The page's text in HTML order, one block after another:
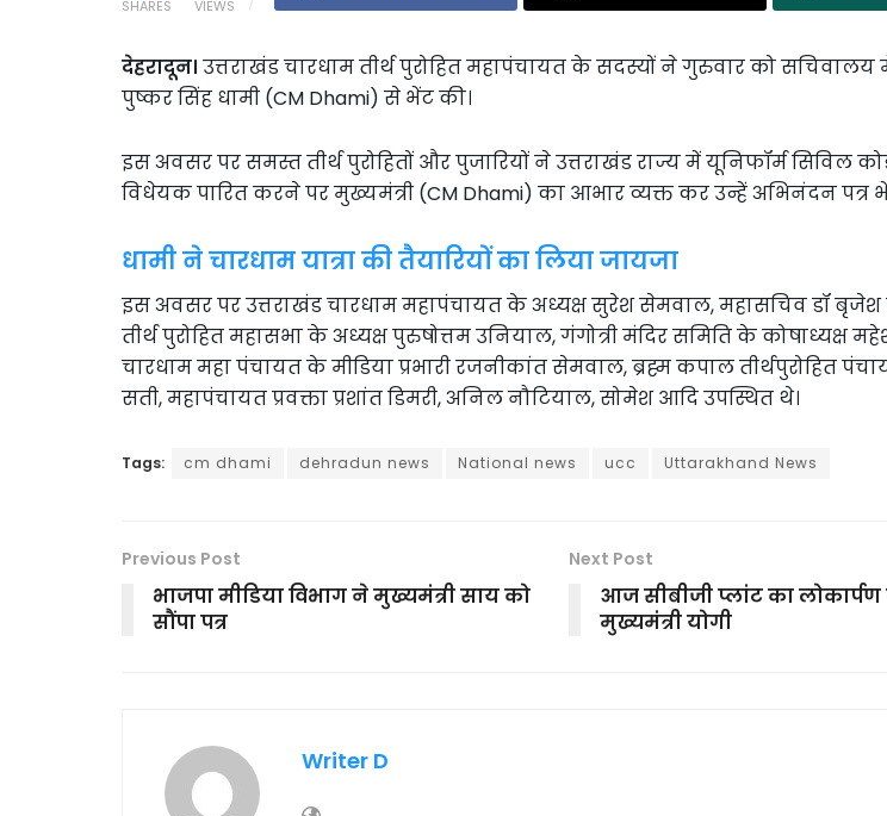
SHARES VIEWS
देहरादून। उत्तराखंड चारधाम तीर्थ पुरोहित महापंचायत के सदस्यों ने गुरुवार को सचिवालय
पुष्कर सिंह धामी (CM Dhami) से भेंट की।
इस अवसर पर समस्त तीर्थ पुरोहितों और पुजारियों ने उत्तराखंड राज्य में यूनिफॉर्म सिविल
विधेयक पारित करने पर मुख्यमंत्री (CM Dhami) का आभार व्यक्त कर उन्हें अभिनंदन पत्र
धामी ने चारधाम यात्रा की तैयारियों का लिया जायजा
इस अवसर पर उत्तराखंड चारधाम महापंचायत के अध्यक्ष सुरेश सेमवाल, महासचिव डॉ बृजेश
तीर्थ पुरोहित महासभा के अध्यक्ष पुरुषोत्तम उनियाल, गंगोत्री मंदिर समिति के कोषाध्यक्ष
चारधाम महा पंचायत के मीडिया प्रभारी रजनीकांत सेमवाल, ब्रह्म कपाल तीर्थपुरोहित
सती, महापंचायत प्रवक्ता प्रशांत डिमरी, अनिल नौटियाल, सोमेश आदि उपस्थित थे।
Tags: cm dhami dehradun news National news ucc Uttarakhand News
Previous Post
भाजपा मीडिया विभाग ने मुख्यमंत्री साय को
सौंपा पत्र
Next Post
आज सीबीजी प्लांट का
मुख्यमंत्री योगी
Writer D